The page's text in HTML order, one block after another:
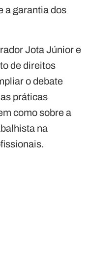
a garantia dos
Jota Júnior e
de direitos
o debate
práticas
como sobre a
na